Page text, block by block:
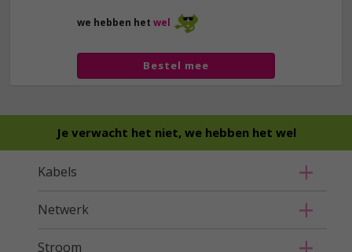
we hebben het wel
Bestel mee
Je verwacht het niet, we hebben het wel
Kabels
Netwerk
Stroom